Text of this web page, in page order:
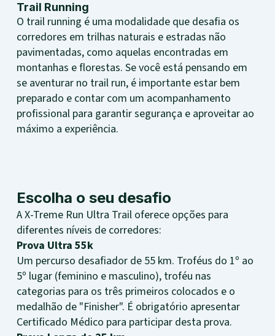
Trail Running
O trail running é uma modalidade que desafia os
corredores em trilhas naturais e estradas não
pavimentadas, como aquelas encontradas em
montanhas e florestas. Se você está pensando em
se aventurar no trail run, é importante estar bem
preparado e contar com um acompanhamento
profissional para garantir segurança e aproveitar ao
máximo a experiência.
Escolha o seu desafio
A X-Treme Run Ultra Trail oferece opções para
diferentes níveis de corredores:
Prova Ultra 55k
Um percurso desafiador de 55 km. Troféus do 1º ao
5º lugar (feminino e masculino), troféu nas
categorias para os três primeiros colocados e o
medalhão de "Finisher". É obrigatório apresentar
Certificado Médico para participar desta prova.